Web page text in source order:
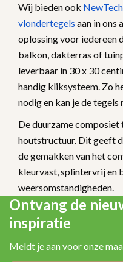
Wij bieden ook
vlondertegels aan in ons
oplossing voor iedereen
balkon, dakterras of
leverbaar in 30 x 30
handig kliksysteem. Zo
nodig en kan je de
De duurzame
houtstructuur. Dit geeft
de gemakken van het
kleurvast, splintervrij en
weersomstandigheden.
Ontvang de
inspiratie
Meldt je aan voor onze